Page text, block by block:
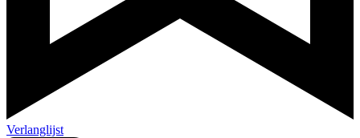
Verlanglijst